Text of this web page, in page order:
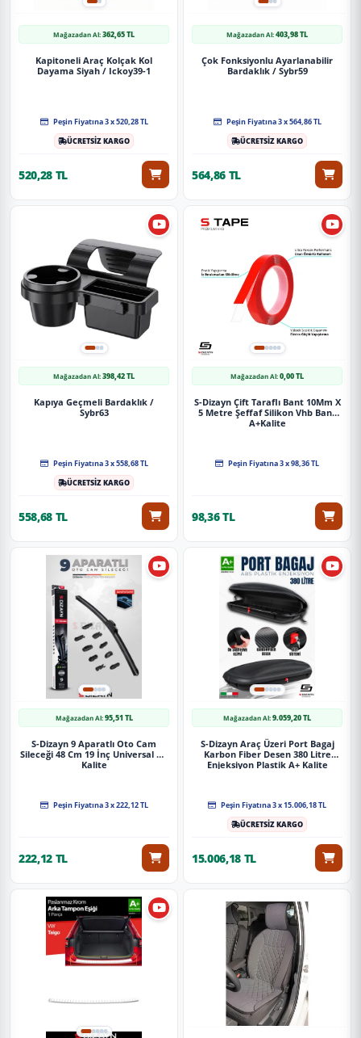
Mağazadan Al:362,65 TL
Kapitoneli Araç Kolçak Kol
Dayama Siyah / Ickoy39-1
Peşin Fiyatına 3 x 520,28 TL
ÜCRETSİZ KARGO
520,28 TL
Mağazadan Al:403,98 TL
Çok Fonksiyonlu Ayarlanabilir
Bardaklık / Sybr59
Peşin Fiyatına 3 x 564,86 TL
ÜCRETSİZ KARGO
564,86 TL
Mağazadan Al:398,42 TL
Kapıya Geçmeli Bardaklık /
Sybr63
Peşin Fiyatına 3 x 558,68 TL
ÜCRETSİZ KARGO
558,68 TL
Mağazadan Al:0,00 TL
S-Dizayn Çift Taraflı Bant 10Mm X
5 Metre Şeffaf Silikon Vhb Bant
A+Kalite
Peşin Fiyatına 3 x 98,36 TL
98,36 TL
Mağazadan Al:95,51 TL
S-Dizayn 9 Aparatlı Oto Cam
Sileceği 48 Cm 19 İnç Universal A+
Kalite
Peşin Fiyatına 3 x 222,12 TL
222,12 TL
Mağazadan Al:9.059,20 TL
S-Dizayn Araç Üzeri Port Bagaj
Karbon Fiber Desen 380 Litre
Enjeksiyon Plastik A+ Kalite
Peşin Fiyatına 3 x 15.006,18 TL
ÜCRETSİZ KARGO
15.006,18 TL